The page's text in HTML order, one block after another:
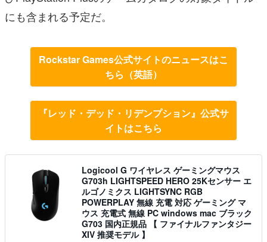
にも含まれる予定だ。
Rockstar Games公式サイトのニュースはこ
ちら（英語）
『レッド・デッド・リデンプション』公式サ
イトはこちら
Logicool G ワイヤレス ゲーミングマウス
G703h LIGHTSPEED HERO 25Kセンサー エ
ルゴノミクス LIGHTSYNC RGB
POWERPLAY 無線 充電 対応 ゲーミング マ
ウス 充電式 無線 PC windows mac ブラック
G703 国内正規品 【 ファイナルファンタジー
XIV 推奨モデル 】